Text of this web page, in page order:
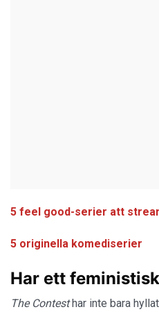
5 feel good-serier att
5 originella komediserier
Har ett
The Contesthar inte bara